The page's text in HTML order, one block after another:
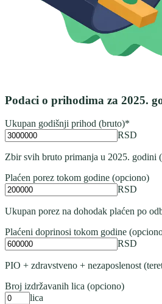
Podaci o prihodima za 2025.
Ukupan godišnji prihod (bruto)*
RSD
Zbir svih bruto primanja u 2025. godini
Plaćen porez tokom godine (opciono)
RSD
Ukupan porez na dohodak plaćen po
Plaćeni doprinosi tokom godine
RSD
PIO + zdravstveno + nezaposlenost
Broj izdržavanih lica (opciono)
lica